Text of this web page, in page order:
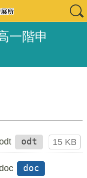
一階申
odt 15 KB
doc